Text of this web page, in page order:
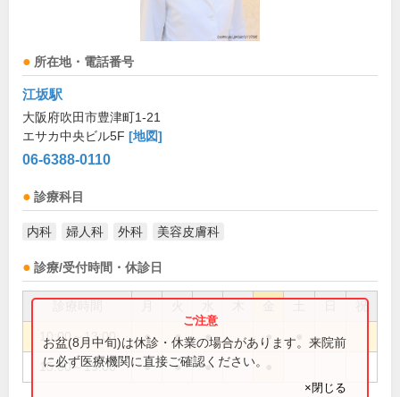
所在地・電話番号
江坂駅
大阪府吹田市豊津町1-21
エサカ中央ビル5F [地図]
06-6388-0110
診療科目
内科 婦人科 外科 美容皮膚科
診療/受付時間・休診日
祝
10:00～13:00 ● ● ● ●
15:00～19:00 ● ● ●
お盆(8月中旬)は休診・休業の場合があります。来院前
に必ず医療機関に直接ご確認ください。
×閉じる